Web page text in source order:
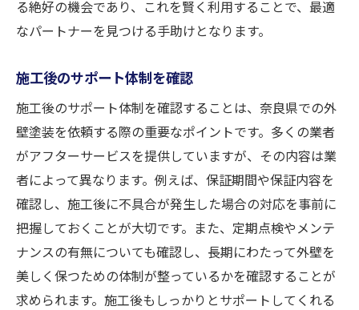
る絶好の機会であり、これを賢く利用することで、最適
なパートナーを見つける手助けとなります。
施工後のサポート体制を確認
施工後のサポート体制を確認することは、奈良県での外
壁塗装を依頼する際の重要なポイントです。多くの業者
がアフターサービスを提供していますが、その内容は業
者によって異なります。例えば、保証期間や保証内容を
確認し、施工後に不具合が発生した場合の対応を事前に
把握しておくことが大切です。また、定期点検やメンテ
ナンスの有無についても確認し、長期にわたって外壁を
美しく保つための体制が整っているかを確認することが
求められます。施工後もしっかりとサポートしてくれる